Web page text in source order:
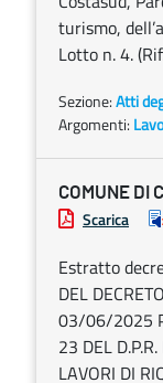
turismo,
Lotto n. 4.
Sezione:Atti
Argomenti:
COMUNE DI
Scarica
Estratto
DEL
03/06/2025
23 DEL
LAVORI DI